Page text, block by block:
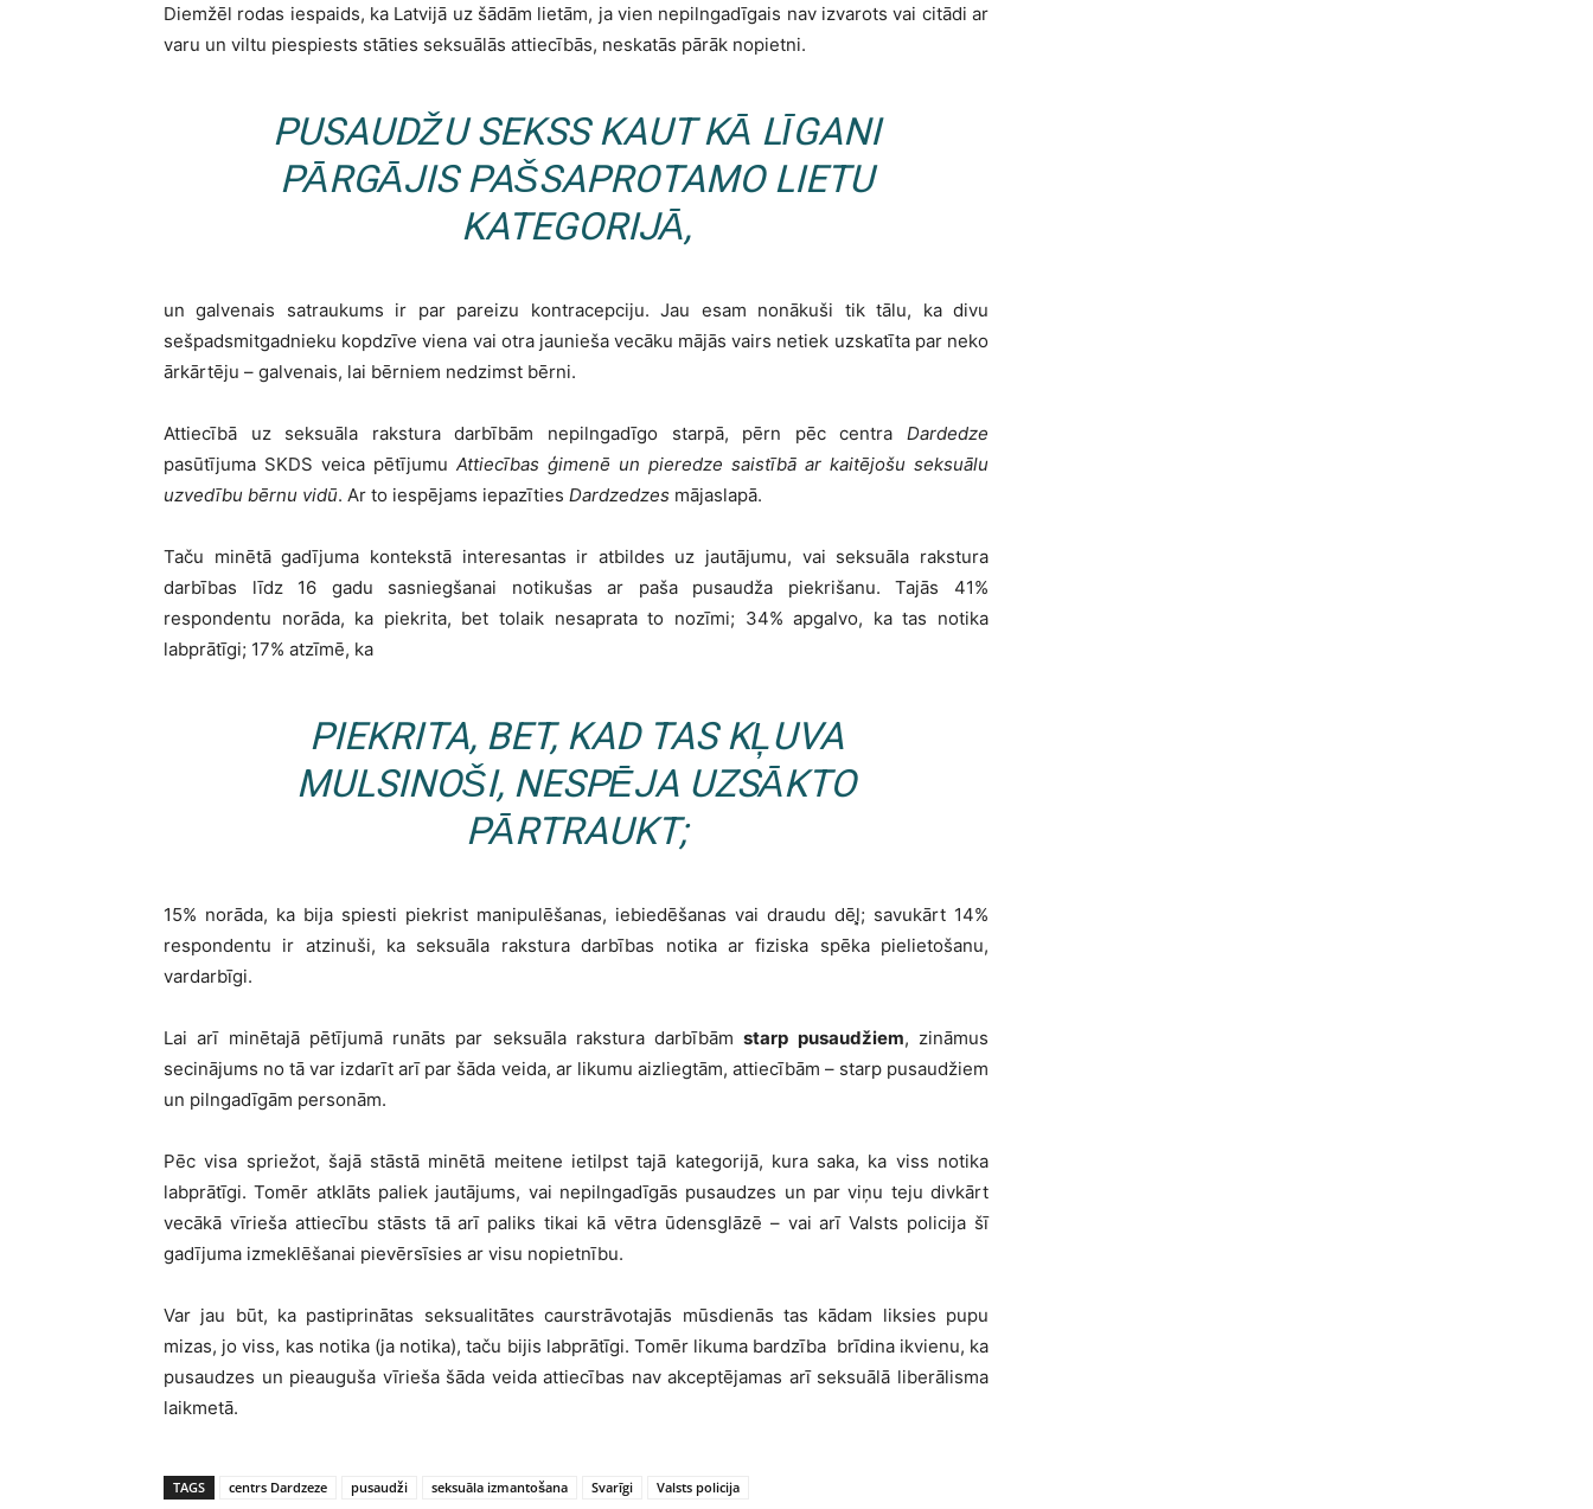
Diemžēl rodas iespaids, ka Latvijā uz šādām lietām, ja vien nepilngadīgais nav izvarots vai citādi ar
varu un viltu piespiests stāties seksuālās attiecībās, neskatās pārāk nopietni.
PUSAUDŽU SEKSS KAUT KĀ LĪGANI
PĀRGĀJIS PAŠSAPROTAMO LIETU
KATEGORIJĀ,
un galvenais satraukums ir par pareizu kontracepciju. Jau esam nonākuši tik tālu, ka divu
sešpadsmitgadnieku kopdzīve viena vai otra jaunieša vecāku mājās vairs netiek uzskatīta par neko
ārkārtēju – galvenais, lai bērniem nedzimst bērni.
Attiecībā uz seksuāla rakstura darbībām nepilngadīgo starpā, pērn pēc centra Dardedze
pasūtījuma SKDS veica pētījumu Attiecības ģimenē un pieredze saistībā ar kaitējošu seksuālu
uzvedību bērnu vidū. Ar to iespējams iepazīties Dardzedzes mājaslapā.
Taču minētā gadījuma kontekstā interesantas ir atbildes uz jautājumu, vai seksuāla rakstura
darbības līdz 16 gadu sasniegšanai notikušas ar paša pusaudža piekrišanu. Tajās 41%
respondentu norāda, ka piekrita, bet tolaik nesaprata to nozīmi; 34% apgalvo, ka tas notika
labprātīgi; 17% atzīmē, ka
PIEKRITA, BET, KAD TAS KĻUVA
MULSINOŠI, NESPĒJA UZSĀKTO
PĀRTRAUKT;
15% norāda, ka bija spiesti piekrist manipulēšanas, iebiedēšanas vai draudu dēļ̧; savukārt 14%
respondentu ir atzinuši, ka seksuāla rakstura darbības notika ar fiziska spēka pielietošanu,
vardarbīgi.
Lai arī minētajā pētījumā runāts par seksuāla rakstura darbībāmstarp pusaudžiem, zināmus
secinājums no tā var izdarīt arī par šāda veida, ar likumu aizliegtām, attiecībām – starp pusaudžiem
un pilngadīgām personām.
Pēc visa spriežot, šajā stāstā minētā meitene ietilpst tajā kategorijā, kura saka, ka viss notika
labprātīgi. Tomēr atklāts paliek jautājums, vai nepilngadīgās pusaudzes un par viņu teju divkārt
vecākā vīrieša attiecību stāsts tā arī paliks tikai kā vētra ūdensglāzē – vai arī Valsts policija šī
gadījuma izmeklēšanai pievērsīsies ar visu nopietnību.
Var jau būt, ka pastiprinātas seksualitātes caurstrāvotajās mūsdienās tas kādam liksies pupu
mizas, jo viss, kas notika (ja notika), taču bijis labprātīgi. Tomēr likuma bardzība brīdina ikvienu, ka
pusaudzes un pieauguša vīrieša šāda veida attiecības nav akceptējamas arī seksuālā liberālisma
laikmetā.
TAGS centrs Dardzeze pusaudži seksuāla izmantošana Svarīgi Valsts policija